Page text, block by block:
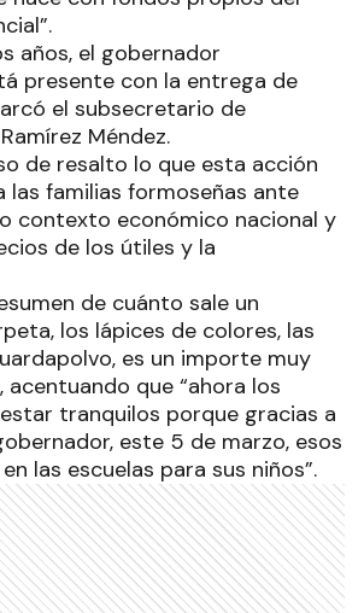
años, el gobernador
presente con la entrega de
el subsecretario de
Méndez.
de resalto lo que esta acción
las familias formoseñas ante
contexto económico nacional y
de los útiles y la
de cuánto sale un
los lápices de colores, las
es un importe muy
acentuando que “ahora los
tranquilos porque gracias a
este 5 de marzo, esos
las escuelas para sus niños”.